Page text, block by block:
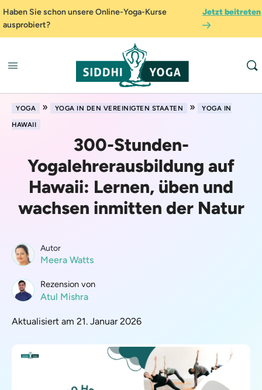
Haben Sie schon unsere Online-Yoga-Kurse
ausprobiert?
Jetzt beitreten
YOGA » YOGA IN DEN VEREINIGTEN STAATEN »
YOGA IN
HAWAII
300-Stunden-
Yogalehrerausbildung auf
Hawaii: Lernen, üben und
wachsen inmitten der Natur
Autor
Meera Watts
Rezension von
Atul Mishra
Aktualisiert am 21. Januar 2026